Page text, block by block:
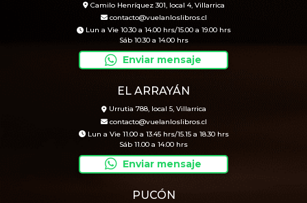
Camilo Henríquez 301, local 4, Villarrica
contacto@vuelanloslibros.cl
Lun a Vie 10.30 a 14.00 hrs/15.00 a 19.00 hrs
Sáb 10.30 a 14.00 hrs
Enviar mensaje
EL ARRAYÁN
Urrutia 788, local 5, Villarrica
contacto@vuelanloslibros.cl
Lun a Vie 11.00 a 13.45 hrs/15.15 a 18.30 hrs
Sáb 11.00 a 14.00 hrs
Enviar mensaje
PUCÓN